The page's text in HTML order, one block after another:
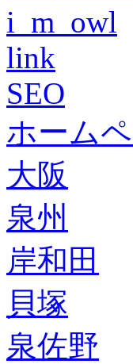
i_m_owl
link
SEO
ホーム
大阪
泉州
岸和田
貝塚
泉佐野